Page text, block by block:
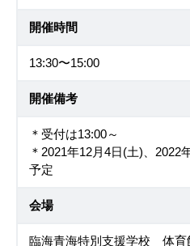
開催時間
13:30〜15:00
開催備考
＊受付は13:00～
＊2021年12月4日(土)、2022
予定
会場
臨海青海特別支援学校 体育